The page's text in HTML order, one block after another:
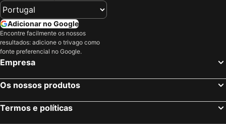
Adicionar no Google
Encontre facilmente os nossos
resultados: adicione o trivago como
fonte preferencial no Google.
Empresa
Os nossos produtos
Termos e políticas